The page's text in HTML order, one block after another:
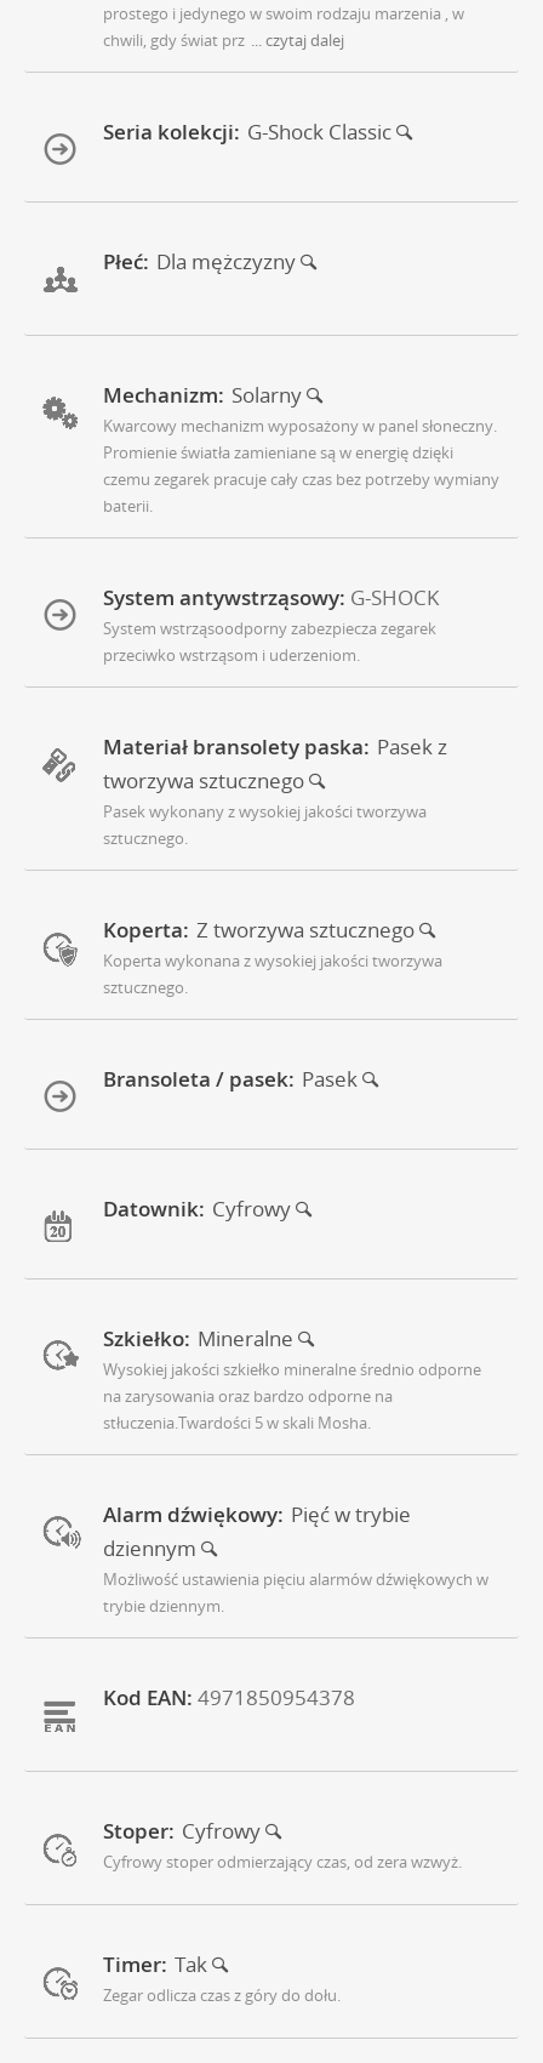
prostego i jedynego w swoim rodzaju marzenia , w
chwili, gdy świat prz ... czytaj dalej
Seria kolekcji: G-Shock Classic
Płeć: Dla mężczyzny
Mechanizm: Solarny
Kwarcowy mechanizm wyposażony w panel słoneczny.
Promienie światła zamieniane są w energię dzięki
czemu zegarek pracuje cały czas bez potrzeby wymiany
baterii.
System antywstrząsowy: G-SHOCK
System wstrząsoodporny zabezpiecza zegarek
przeciwko wstrząsom i uderzeniom.
Materiał bransolety paska: Pasek z
tworzywa sztucznego
Pasek wykonany z wysokiej jakości tworzywa
sztucznego.
Koperta: Z tworzywa sztucznego
Koperta wykonana z wysokiej jakości tworzywa
sztucznego.
Bransoleta / pasek: Pasek
Datownik: Cyfrowy
Szkiełko: Mineralne
Wysokiej jakości szkiełko mineralne średnio odporne
na zarysowania oraz bardzo odporne na
stłuczenia.Twardości 5 w skali Mosha.
Alarm dźwiękowy: Pięć w trybie
dziennym
Możliwość ustawienia pięciu alarmów dźwiękowych w
trybie dziennym.
Kod EAN: 4971850954378
Stoper: Cyfrowy
Cyfrowy stoper odmierzający czas, od zera wzwyż.
Timer: Tak
Zegar odlicza czas z góry do dołu.